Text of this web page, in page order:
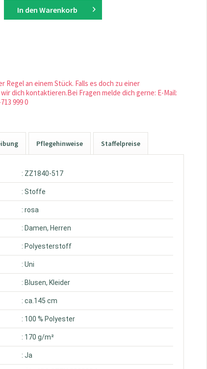
In den Warenkorb
an einem Stück. Falls es doch zu einer
dich kontaktieren.Bei Fragen melde dich gerne: E-Mail:
999 0
Pflegehinweise Staffelpreise
: ZZ1840-517
: Stoffe
: rosa
: Damen, Herren
: Polyesterstoff
: Uni
: Blusen, Kleider
: ca.145 cm
: 100 % Polyester
: 170 g/m²
: Ja